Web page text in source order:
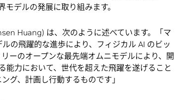
デルの発展に取り組みます。
Huang) は、次のように述べています。「マ
の飛躍的な進歩により、フィジカル AI のビッ
ーのオープンな最先端オムニモデルにより、開
能力において、世代を超えた飛躍を遂げること
グ、計画し行動するものです」